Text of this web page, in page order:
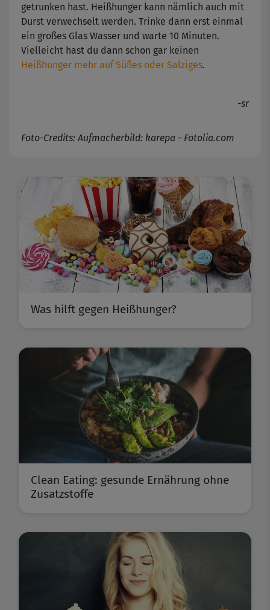
getrunken hast. Heißhunger kann nämlich auch mit
Durst verwechselt werden. Trinke dann erst einmal
ein großes Glas Wasser und warte 10 Minuten.
Vielleicht hast du dann schon gar keinen
Heißhunger mehr auf Süßes oder Salziges.
-sr
Foto-Credits: Aufmacherbild: karepa - Fotolia.com
Was hilft gegen Heißhunger?
Clean Eating: gesunde Ernährung ohne
Zusatzstoffe